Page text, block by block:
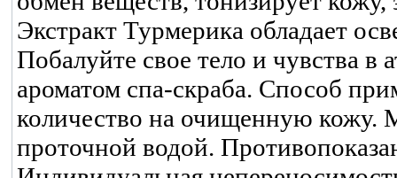
Экстракт Турмерика обладает
Побалуйте свое тело и чувства
ароматом спа-скраба. Способ
количество на очищенную кожу.
проточной водой.